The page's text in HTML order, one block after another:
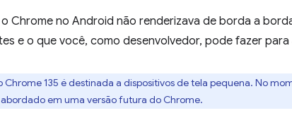
Chrome no Android não renderizava de borda a
e o que você, como desenvolvedor, pode fazer
Chrome 135 é destinada a dispositivos de tela pequena. No
em uma versão futura do Chrome.